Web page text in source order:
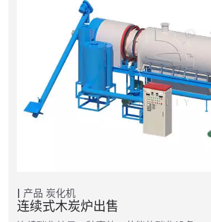
产品 炭化机
连续式木炭炉出售